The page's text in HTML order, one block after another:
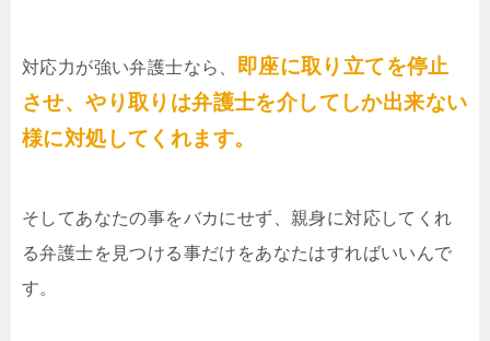
対応力が強い弁護士なら、 即座に取り立てを停止
させ、やり取りは弁護士を介してしか出来ない
様に対処してくれます。
そしてあなたの事をバカにせず、親身に対応してくれ
る弁護士を見つける事だけをあなたはすればいいんで
す。